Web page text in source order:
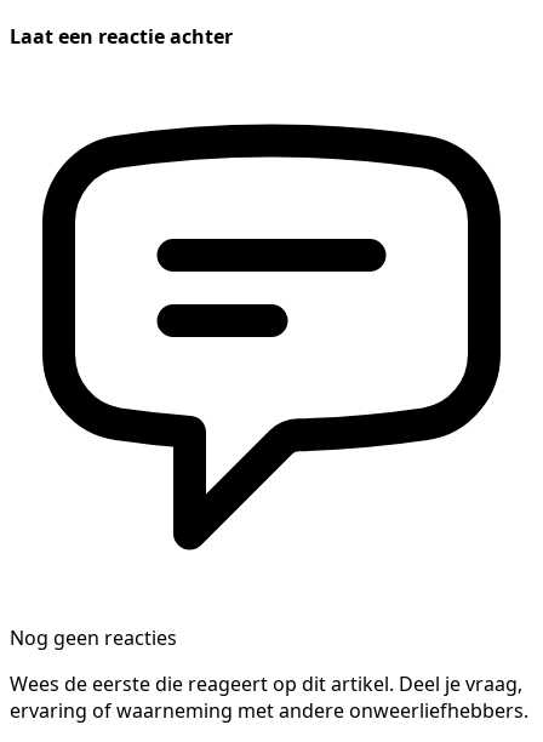
Laat een reactie achter
Nog geen reacties
Wees de eerste die reageert op dit artikel. Deel je vraag,
ervaring of waarneming met andere onweerliefhebbers.